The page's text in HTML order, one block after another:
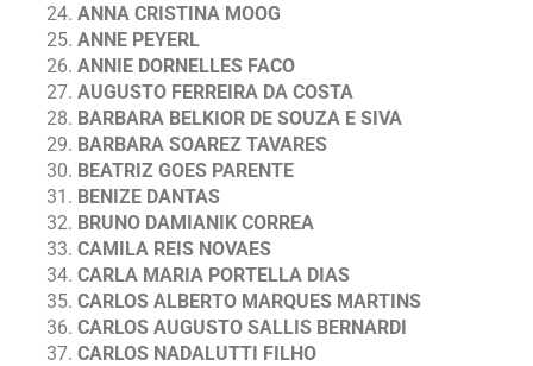
ANNA CRISTINA MOOG
ANNE PEYERL
ANNIE DORNELLES FACO
AUGUSTO FERREIRA DA COSTA
BARBARA BELKIOR DE SOUZA E SIVA
BARBARA SOAREZ TAVARES
BEATRIZ GOES PARENTE
BENIZE DANTAS
BRUNO DAMIANIK CORREA
CAMILA REIS NOVAES
CARLA MARIA PORTELLA DIAS
CARLOS ALBERTO MARQUES MARTINS
CARLOS AUGUSTO SALLIS BERNARDI
CARLOS NADALUTTI FILHO